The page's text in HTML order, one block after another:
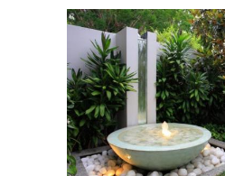
Фонтан из камней
Фонтан для сада